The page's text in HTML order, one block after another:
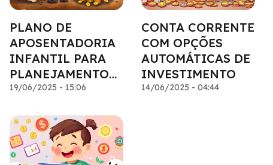
PLANO DE
APOSENTADORIA
INFANTIL PARA
PLANEJAMENTO
FAMILIAR
19/06/2025 - 15:06
CONTA CORRENTE
COM OPÇÕES
AUTOMÁTICAS DE
INVESTIMENTO
14/06/2025 - 04:44